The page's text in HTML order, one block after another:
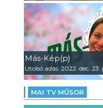
Más-Kép(p)
Utolsó adás: 2022. dec.
MAI TV MŰSOR